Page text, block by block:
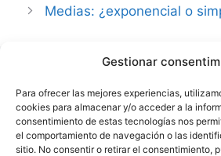
Gestionar
Para ofrecer las mejores experiencias,
cookies para almacenar y/o acceder a la
consentimiento de estas tecnologías nos
el comportamiento de navegación o las
sitio. No consentir o retirar el consentimiento,
Medias: ¿exponencial o
Advertencia
Política de privacidad
Aviso legal